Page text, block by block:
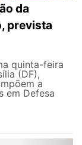
da
prevista
quinta-feira
(DF),
a
em Defesa